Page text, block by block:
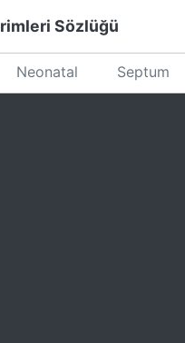
Sözlüğü
Neonatal Septum